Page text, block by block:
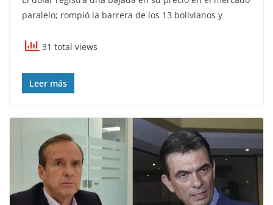
paralelo; rompió la barrera de los 13 bolivianos y
31 total views
Leer más